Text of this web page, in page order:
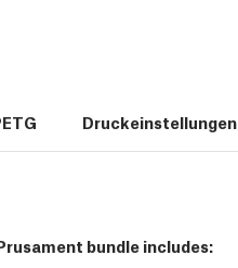
Druckeinstellungen
bundle includes: